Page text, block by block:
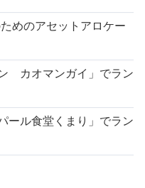
めのアセットアロケー
カオマンガイ」でラン
ール食堂くまり」でラン